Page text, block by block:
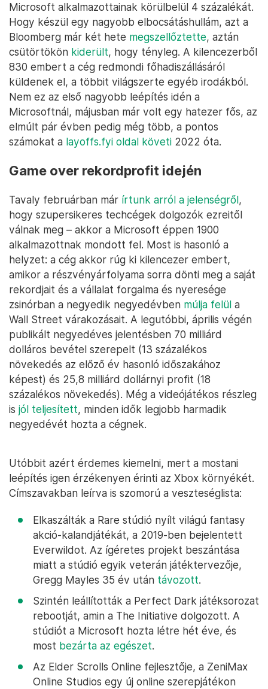
Microsoft alkalmazottainak körülbelül 4 százalékát.
Hogy készül egy nagyobb elbocsátáshullám, azt a
Bloomberg már két hete megszellőztette, aztán
csütörtökön kiderült, hogy tényleg. A kilencezerből
830 embert a cég redmondi főhadiszállásáról
küldenek el, a többit világszerte egyéb irodákból.
Nem ez az első nagyobb leépítés idén a
Microsoftnál, májusban már volt egy hatezer fős, az
elmúlt pár évben pedig még több, a pontos
számokat a layoffs.fyi oldal követi 2022 óta.
Game over rekordprofit idején
Tavaly februárban már írtunk arról a jelenségről,
hogy szupersikeres techcégek dolgozók ezreitől
válnak meg – akkor a Microsoft éppen 1900
alkalmazottnak mondott fel. Most is hasonló a
helyzet: a cég akkor rúg ki kilencezer embert,
amikor a részvényárfolyama sorra dönti meg a saját
rekordjait és a vállalat forgalma és nyeresége
zsinórban a negyedik negyedévben múlja felül a
Wall Street várakozásait. A legutóbbi, április végén
publikált negyedéves jelentésben 70 milliárd
dolláros bevétel szerepelt (13 százalékos
növekedés az előző év hasonló időszakához
képest) és 25,8 milliárd dollárnyi profit (18
százalékos növekedés). Még a videójátékos részleg
is jól teljesített, minden idők legjobb harmadik
negyedévét hozta a cégnek.
Utóbbit azért érdemes kiemelni, mert a mostani
leépítés igen érzékenyen érinti az Xbox környékét.
Címszavakban leírva is szomorú a veszteséglista:
Elkaszálták a Rare stúdió nyílt világú fantasy
akció-kalandjátékát, a 2019-ben bejelentett
Everwildot. Az ígéretes projekt beszántása
miatt a stúdió egyik veterán játéktervezője,
Gregg Mayles 35 év után távozott.
Szintén leállították a Perfect Dark játéksorozat
rebootját, amin a The Initiative dolgozott. A
stúdiót a Microsoft hozta létre hét éve, és
most bezárta az egészet.
Az Elder Scrolls Online fejlesztője, a ZeniMax
Online Studios egy új online szerepjátékon